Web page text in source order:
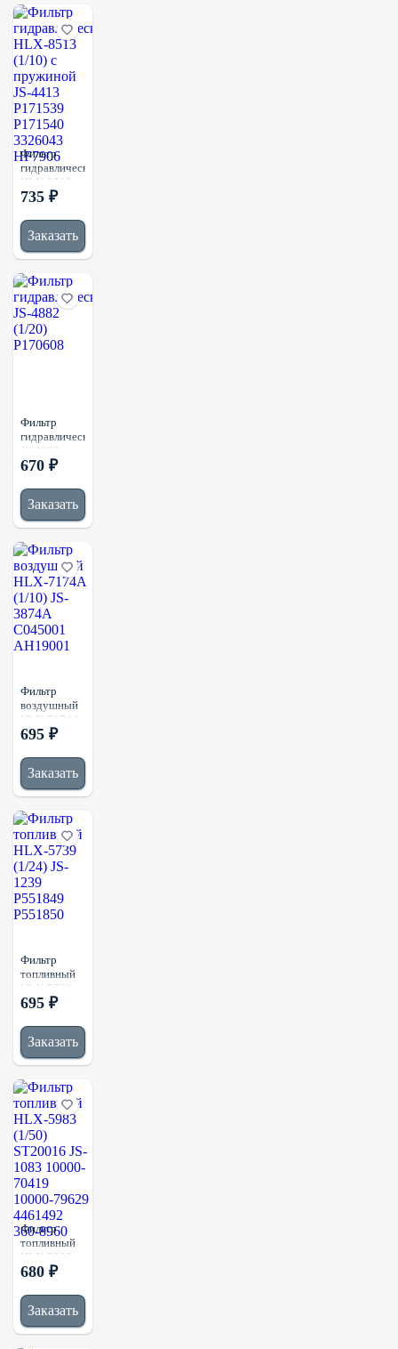
LF3829
SO7055
MLE1340
HU12140X
Фильтр
гидравлический
HLX-8513
(1/10) с
JS-4413
P171539
P171540
HF7906
735 ₽
Заказать
Фильтр
гидравлический
JS-4882
(1/20)
670 ₽
Заказать
Фильтр
воздушный
HLX-7174A
(1/10) JS-
C045001
AH19001
695 ₽
Заказать
Фильтр
топливный
HLX-5739
(1/24) JS-
P551849
P551850
695 ₽
Заказать
Фильтр
топливный
HLX-5983
(1/50)
1083 10000-
70419
10000-
680 ₽
Заказать